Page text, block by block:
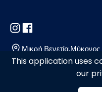
This application uses
our
Μικρή Βενετία,Μύκονος